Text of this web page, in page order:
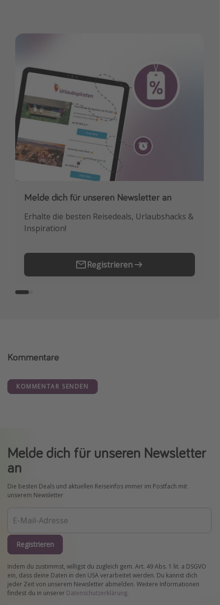
Melde dich für unseren Newsletter an
Erhalte die besten Reisedeals, Urlaubshacks &
Inspiration!
Registrieren
Downloade unsere App
Buche die besten Reiseschnäppchen als
Erstes.
Kommentare
KOMMENTAR SENDEN
Melde dich für unseren Newsletter
an
Die besten Deals und aktuellen Reiseinfos immer im Postfach mit
unserem Newsletter
Registrieren
Indem du zustimmst, willigst du zugleich gem. Art. 49 Abs. 1 lit. a DSGVO
ein, dass deine Daten in den USA verarbeitet werden. Du kannst dich
jeder Zeit von unserem Newsletter abmelden. Weitere Informationen
findest du in unserer Datenschutzerklärung.